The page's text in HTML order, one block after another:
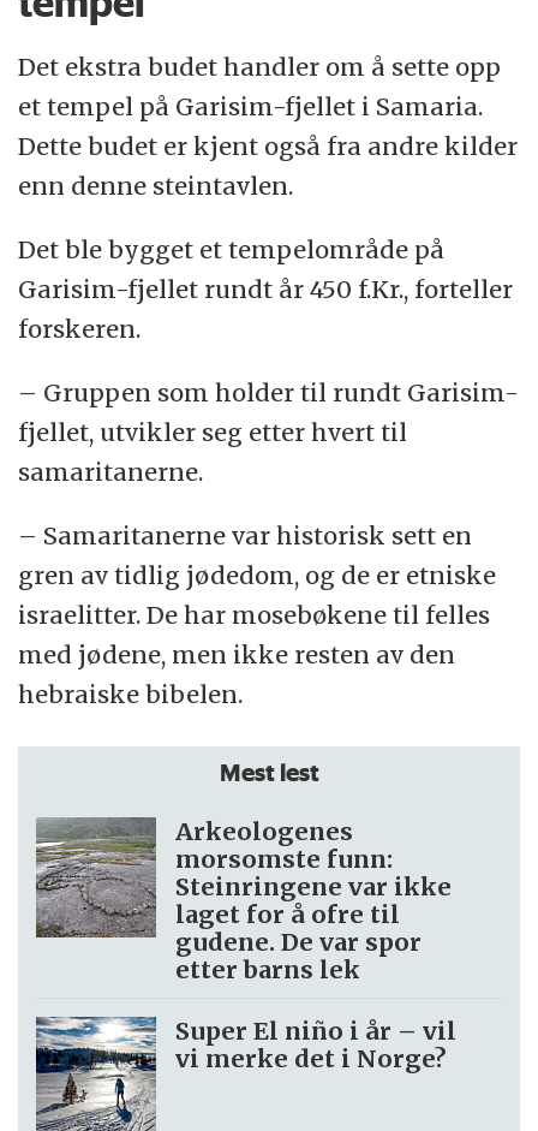
du skal ikke stjele; du skal ikke vitne
falsk mot din neste
du skal ikke begjære; du skal sette opp
disse steinene som
på Garisim-fjellet, reis deg opp til Gud
(Kilde: Sotheby's/forskning.no/oversettelse
Det ekstra budet handler om å sette opp
et tempel på Garisim-fjellet i Samaria.
Dette budet er kjent også fra andre kilder
enn denne steintavlen.
Det ble bygget et tempelområde på
Garisim-fjellet rundt år 450 f.Kr., forteller
forskeren.
– Gruppen som holder til rundt Garisim-
fjellet, utvikler seg etter hvert til
samaritanerne.
– Samaritanerne var historisk sett en
gren av tidlig jødedom, og de er etniske
israelitter. De har mosebøkene til felles
med jødene, men ikke resten av den
hebraiske bibelen.
Mest lest
Arkeologenes
morsomste funn:
Steinringene var ikke
laget for å ofre til
gudene. De var spor
etter barns lek
Super El niño i år – vil
vi merke det i Norge?